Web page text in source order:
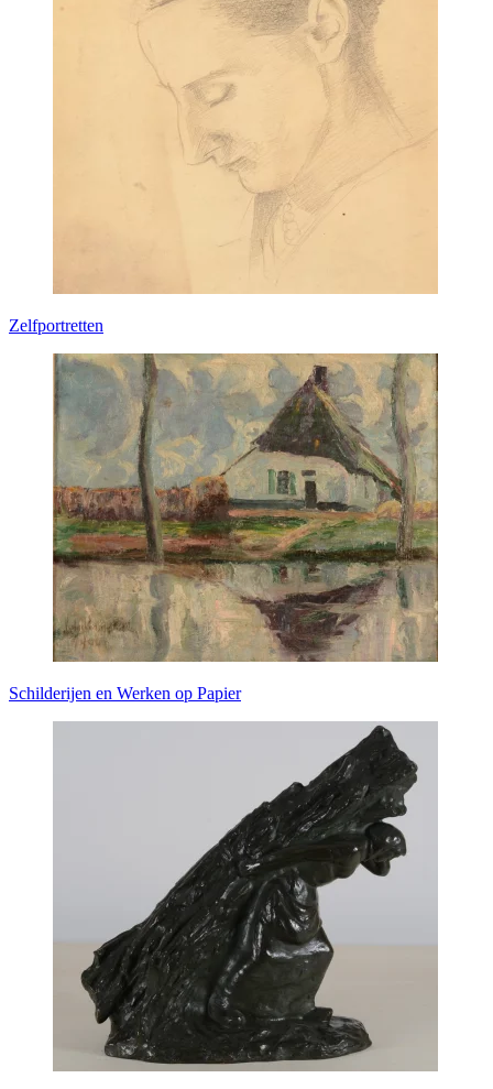
Zelfportretten
Schilderijen en Werken op Papier